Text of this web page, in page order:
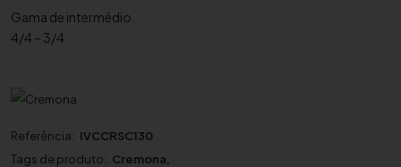
Gama de intermédio.
4/4 – 3/4
Referência: IVCCRSC130
Tags de produto: Cremona